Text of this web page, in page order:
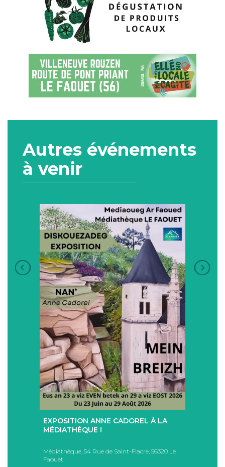
Autres événements
à venir
+
EXPOSITION ANNE CADOREL À LA
MÉDIATHÈQUE !
Médiathèque, 54 Rue de Saint-Fiacre, 56320 Le
Faouët.